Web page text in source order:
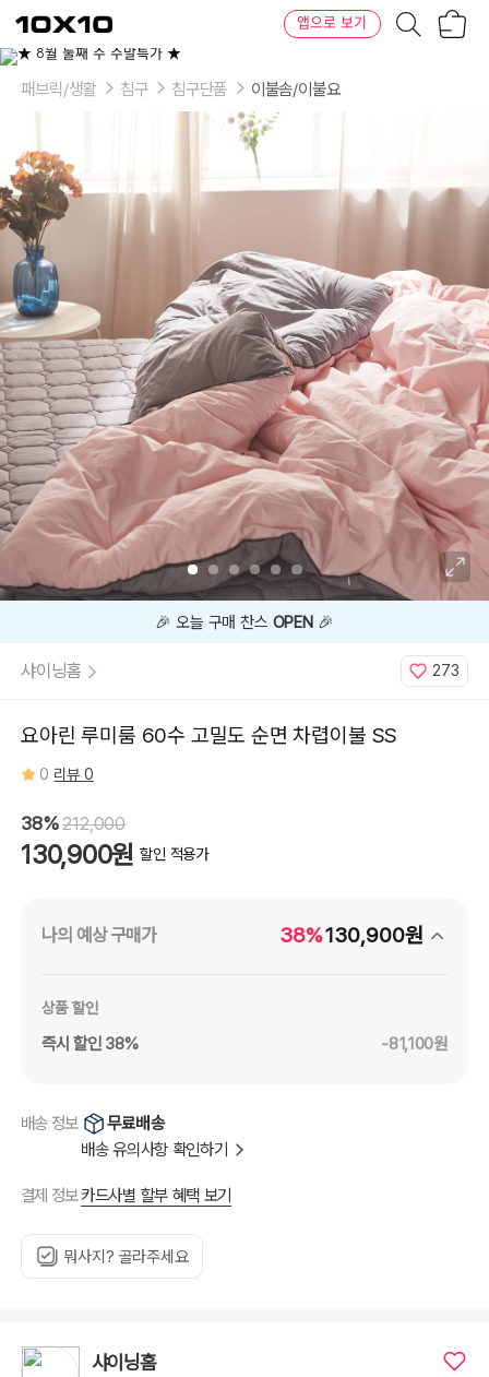
텐
바
텐
앱으로 보기
이
상
상:
올
리
브,
브
라
패브릭/생활 침구 침구단품 이불솜/이불요
지금38%할인 중 🔥
샤이닝홈 273
요아린 루미룸 60수 고밀도 순면 차렵이불 SS
0 리뷰 0
38%212,000
130,900원 할인 적용가
나의 예상 구매가 38%130,900원
상품 할인
즉시 할인 38% -81,100원
배송 정보
무료배송
배송 유의사항 확인하기
결제 정보카드사별 할부 혜택 보기
뭐사지? 골라주세요
샤이닝홈